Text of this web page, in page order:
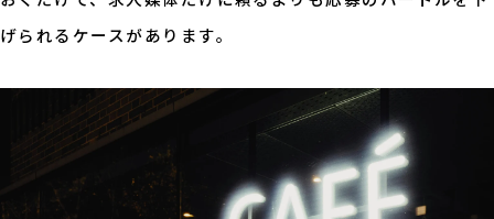
げられるケースがあります。